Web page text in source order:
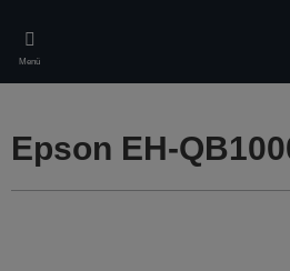
main
content
Menü
Epson EH-